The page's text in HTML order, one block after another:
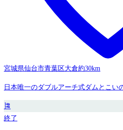
宮城県仙台市青葉区大倉約30km
日本唯一のダブルアーチ式ダムとこい
🎏
終了